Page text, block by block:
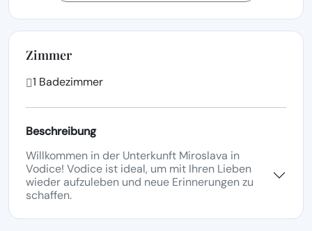
Zimmer
1 Badezimmer
Beschreibung
Willkommen in der Unterkunft Miroslava in
Vodice! Vodice ist ideal, um mit Ihren Lieben
wieder aufzuleben und neue Erinnerungen zu
schaffen.